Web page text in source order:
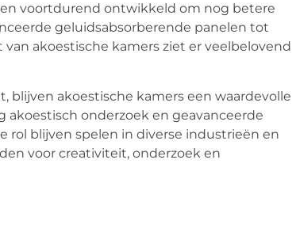
voortdurend ontwikkeld om nog betere
geluidsabsorberende panelen tot
akoestische kamers ziet er veelbelovend
blijven akoestische kamers een waardevolle
akoestisch onderzoek en geavanceerde
rol blijven spelen in diverse industrieën en
voor creativiteit, onderzoek en